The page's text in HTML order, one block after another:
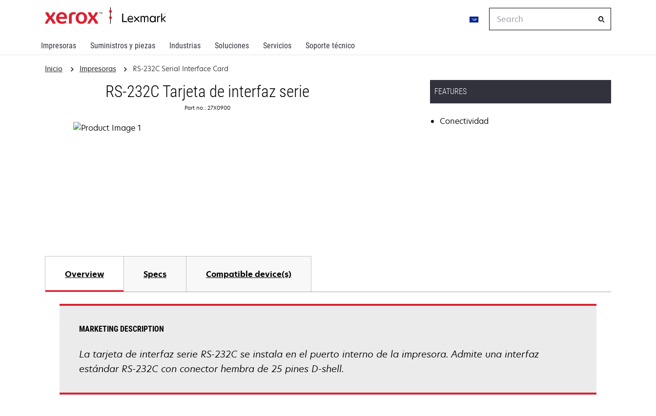
Impresoras Suministros y piezas Industrias Soluciones Servicios Soporte técnico
Inicio Impresoras RS-232C Serial Interface Card
RS-232C Tarjeta de interfaz serie
Part no.: 27X0900
FEATURES
Conectividad
Overview Specs Compatible device(s)
MARKETING DESCRIPTION
La tarjeta de interfaz serie RS-232C se instala en el puerto interno de la impresora. Admite una interfaz
estándar RS-232C con conector hembra de 25 pines D-shell.